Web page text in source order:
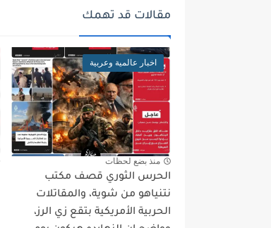
مقالات قد تهمك
اخبار عالمية وعربية
منذ بضع لحظات
الحرس الثوري قصف مكتب
نتنياهو من شوية، والمقاتلات
الحربية الأمريكية بتقع زي الرز،